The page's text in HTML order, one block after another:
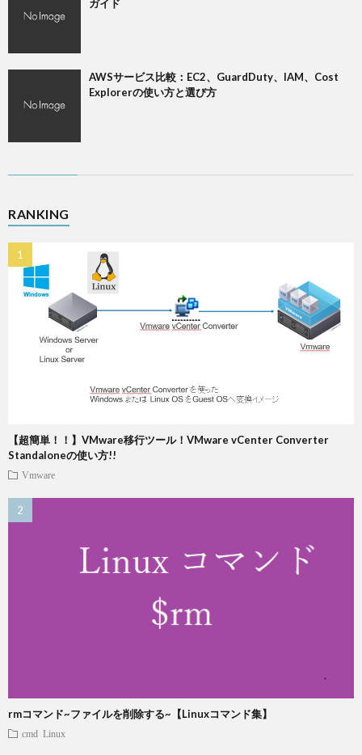
ガイド
AWSサービス比較：EC2、GuardDuty、IAM、Cost
Explorerの使い方と選び方
RANKING
【超簡単！！】VMware移行ツール！VMware vCenter Converter
Standaloneの使い方!!
Vmware
rmコマンド~ファイルを削除する~【Linuxコマンド集】
cmd Linux